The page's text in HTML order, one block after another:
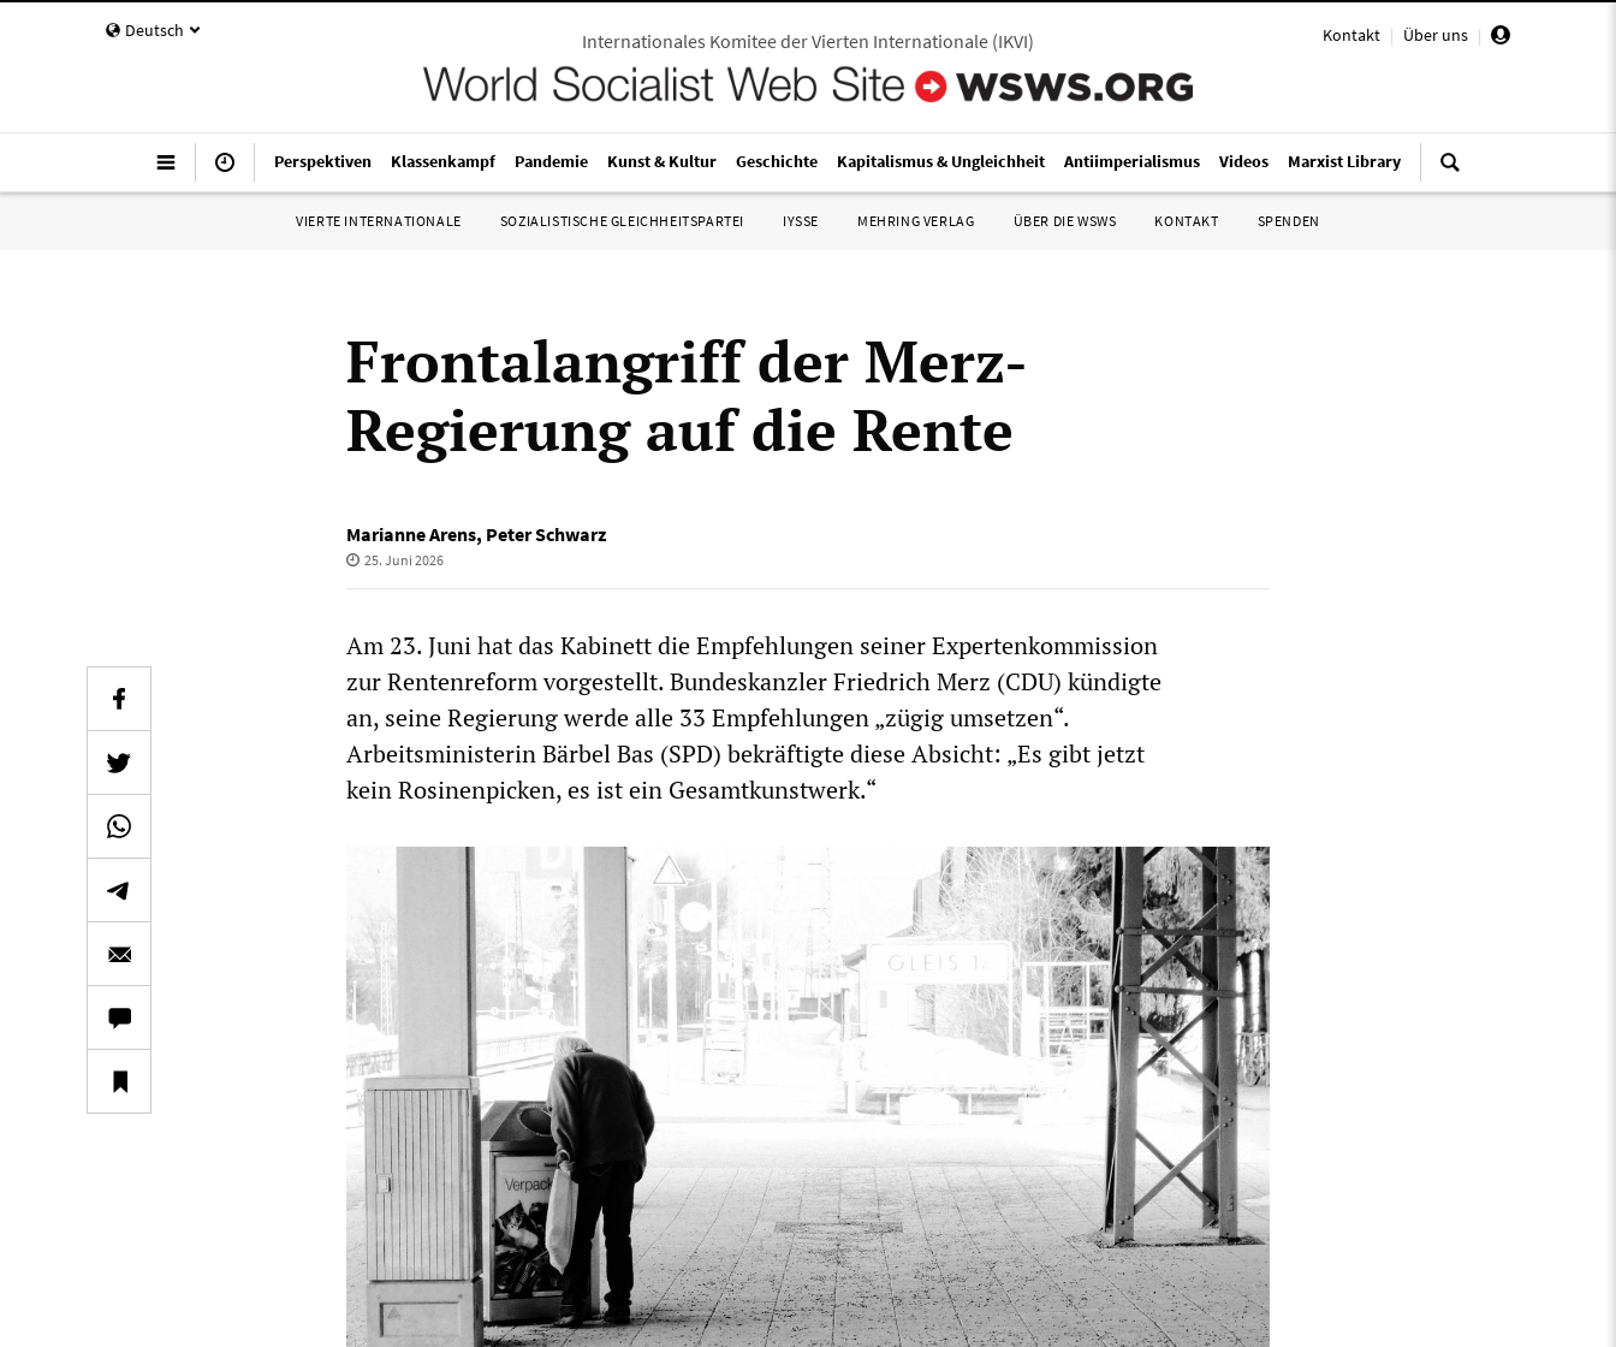
Deutsch Kontakt | Über uns |
Internationales Komitee der Vierten Internationale (IKVI)
Perspektiven Klassenkampf Pandemie Kunst & Kultur Geschichte Kapitalismus & Ungleichheit Antiimperialismus Videos Marxist Library
VIERTE INTERNATIONALE SOZIALISTISCHE GLEICHHEITSPARTEI IYSSE MEHRING VERLAG ÜBER DIE WSWS KONTAKT SPENDEN
Frontalangriff der Merz-
Regierung auf die Rente
Marianne Arens, Peter Schwarz
25. Juni 2026
Am 23. Juni hat das Kabinett die Empfehlungen seiner Expertenkommission
zur Rentenreform vorgestellt. Bundeskanzler Friedrich Merz (CDU) kündigte
an, seine Regierung werde alle 33 Empfehlungen „zügig umsetzen“.
Arbeitsministerin Bärbel Bas (SPD) bekräftigte diese Absicht: „Es gibt jetzt
kein Rosinenpicken, es ist ein Gesamtkunstwerk.“